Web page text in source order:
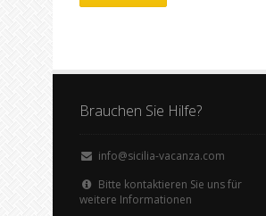
Brauchen Sie Hilfe?
info@sicilia-vacanza.com
Bitte kontaktieren Sie uns für
weitere Informationen